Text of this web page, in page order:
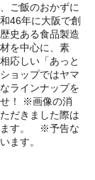
ご飯のおかずに
46年に大阪で創
史ある食品製造
を中心に、素
応しい「あっと
ョップではヤマ
ラインナップを
！ ※画像の消
だきました際は
ます。 ※予告な
ます。